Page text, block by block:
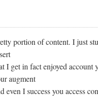
portion of content. I just
I get in fact enjoyed
augment
even I success you access